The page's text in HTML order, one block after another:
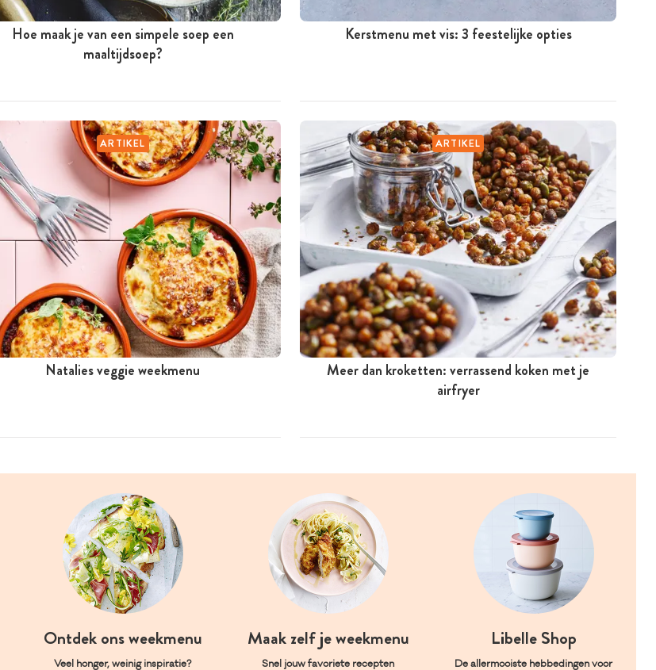
Hoe maak je van een simpele soep een
maaltijdsoep?
Kerstmenu met vis: 3 feestelijke opties
ARTIKEL
Natalies veggie weekmenu
ARTIKEL
Meer dan kroketten: verrassend koken met je
airfryer
Ontdek ons weekmenu
Veel honger, weinig inspiratie?
Maak zelf je weekmenu
Snel jouw favoriete recepten
Libelle Shop
De allermooiste hebbedingen voor